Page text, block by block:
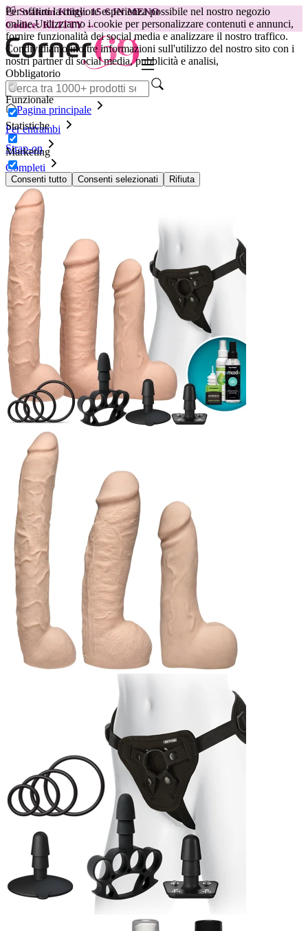
Per offrirti la migliore esperienza possibile nel nostro negozio
online.Utilizziamo i cookie per personalizzare contenuti e annunci,
fornire funzionalità dei social media e analizzare il nostro traffico.
Condividiamo inoltre informazioni sull'utilizzo del nostro sito con i
nostri partner di social media, pubblicità e analisi,
Obbligatorio
Funzionale
Statistiche
Marketing
Consenti tutto Consenti selezionati Rifiuta
😽Svakom Klitty: 15 € IN MENO
Codice: KLITTY →
Pagina principale
Per entrambi
Strap-on
Completi
Set Extreme Dual Density